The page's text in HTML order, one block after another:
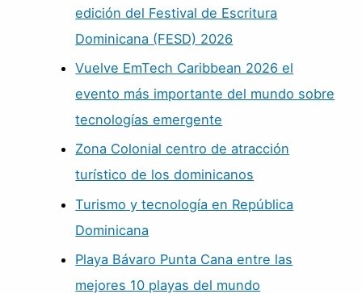
edición del Festival de Escritura
Dominicana (FESD) 2026
Vuelve EmTech Caribbean 2026 el
evento más importante del mundo sobre
tecnologías emergente
Zona Colonial centro de atracción
turístico de los dominicanos
Turismo y tecnología en República
Dominicana
Playa Bávaro Punta Cana entre las
mejores 10 playas del mundo